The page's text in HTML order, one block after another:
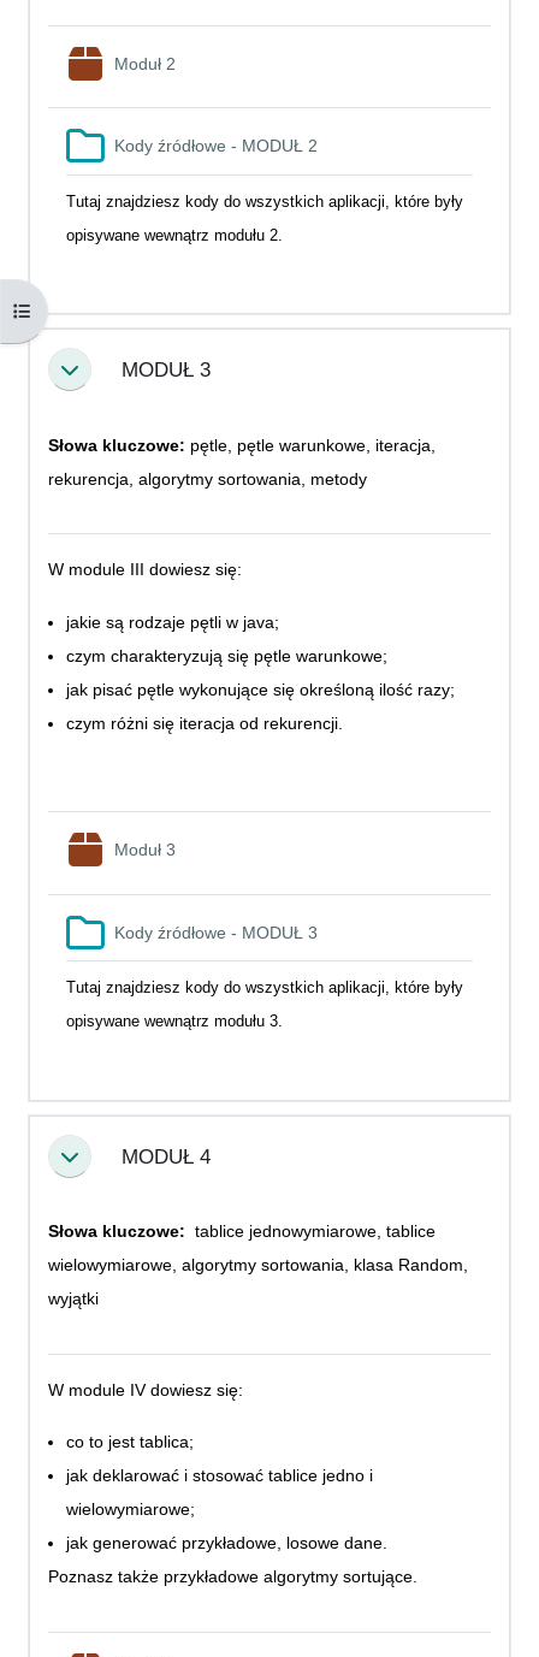
Open course index
Moduł 2SCORM package
Kody źródłowe - MODUŁ 2Folder
Tutaj znajdziesz kody do wszystkich aplikacji, które były
opisywane wewnątrz modułu 2.
CollapseMODUŁ 3
Słowa kluczowe: pętle, pętle warunkowe, iteracja,
rekurencja, algorytmy sortowania, metody
W module III dowiesz się:
jakie są rodzaje pętli w java;
czym charakteryzują się pętle warunkowe;
jak pisać pętle wykonujące się określoną ilość razy;
czym różni się iteracja od rekurencji.
Moduł 3SCORM package
Kody źródłowe - MODUŁ 3Folder
Tutaj znajdziesz kody do wszystkich aplikacji, które były
opisywane wewnątrz modułu 3.
CollapseMODUŁ 4
Słowa kluczowe: tablice jednowymiarowe, tablice
wielowymiarowe, algorytmy sortowania, klasa Random,
wyjątki
W module IV dowiesz się:
co to jest tablica;
jak deklarować i stosować tablice jedno i
wielowymiarowe;
jak generować przykładowe, losowe dane.
Poznasz także przykładowe algorytmy sortujące.